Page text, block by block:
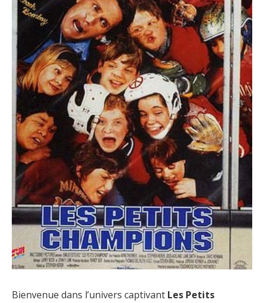
Bienvenue dans l’univers captivant Les Petits